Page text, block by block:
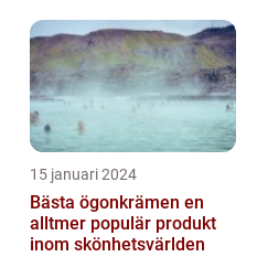
15 januari 2024
Bästa ögonkrämen en
alltmer populär produkt
inom skönhetsvärlden